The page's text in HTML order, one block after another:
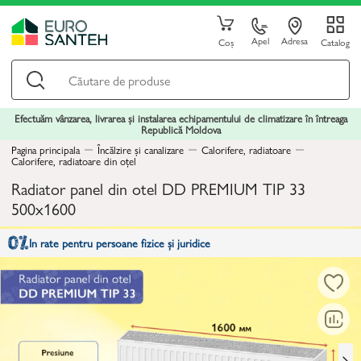
Coș Apel Adresa Catalog
Efectuăm vânzarea, livrarea și instalarea echipamentului de climatizare în întreaga
Republică Moldova
Pagina principala
Încălzire și canalizare Calorifere, radiatoare
Calorifere, radiatoare din oțel
Radiator panel din otel DD PREMIUM TIP 33
500x1600
In rate pentru persoane fizice și juridice